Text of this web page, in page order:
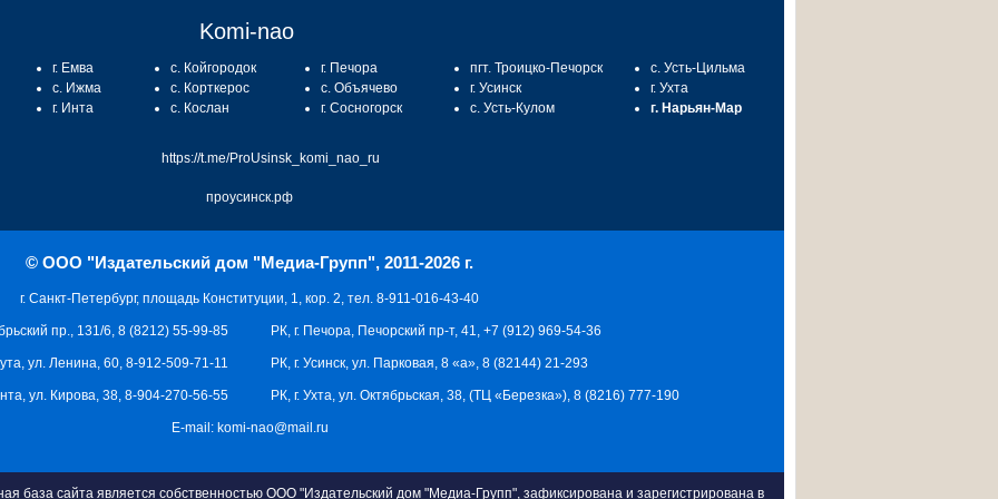
Komi-nao
г. Емва
с. Ижма
г. Инта
с. Койгородок
с. Корткерос
с. Кослан
г. Печора
с. Объячево
г. Сосногорск
пгт. Троицко-Печорск
г. Усинск
с. Усть-Кулом
с. Усть-Цильма
г. Ухта
г. Нарьян-Мар
https://t.me/ProUsinsk_komi_nao_ru
проусинск.рф
© ООО "Издательский дом "Медиа-Групп", 2011-2026 г.
г. Санкт-Петербург, площадь Конституции, 1, кор. 2, тел. 8-911-016-43-40
РК, г. Печора, Печорский пр-т, 41, +7 (912) 969-54-36
РК, г. Усинск, ул. Парковая, 8 «а», 8 (82144) 21-293
РК, г. Ухта, ул. Октябрьская, 38, (ТЦ «Березка»), 8 (8216) 777-190
пр., 131/6, 8 (8212) 55-99-85
ул. Ленина, 60, 8-912-509-71-11
ул. Кирова, 38, 8-904-270-56-55
E-mail: komi-nao@mail.ru
база сайта является собственностью ООО "Издательский дом "Медиа-Групп", зафиксирована и зарегистрирована в